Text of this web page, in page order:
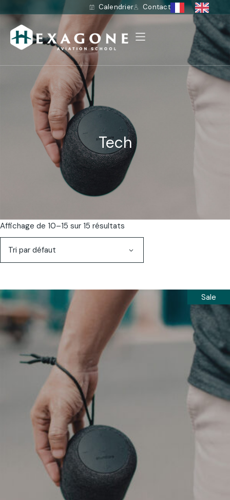
Calendrier Contact
Tech
Affichage de 10–15 sur 15 résultats
Tri par défaut
Sale